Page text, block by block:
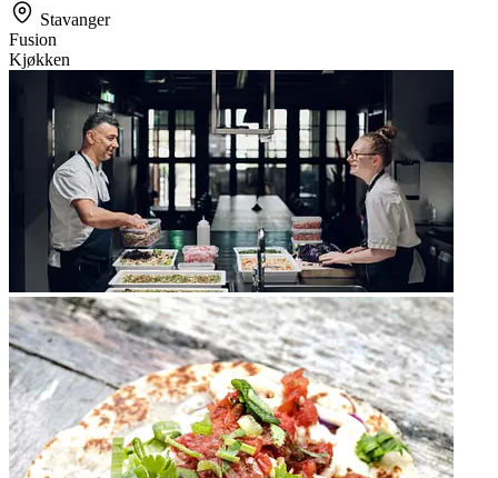
Stavanger
Fusion
Kjøkken